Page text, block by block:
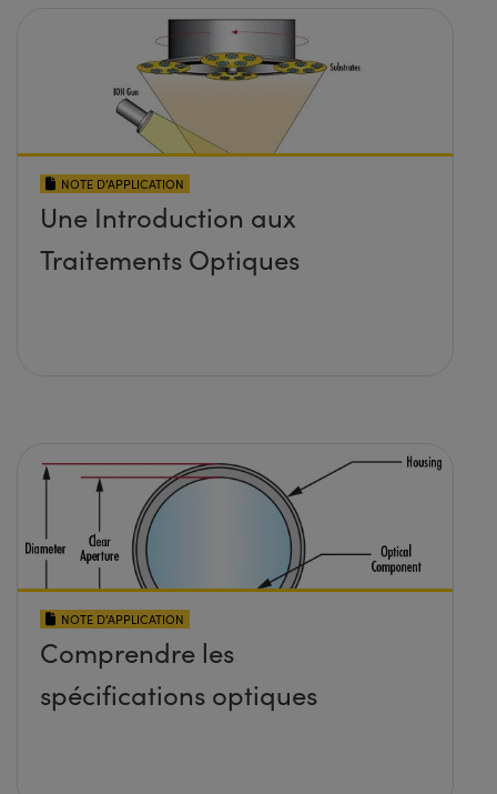
NOTE D’APPLICATION
Une Introduction aux
Traitements Optiques
NOTE D’APPLICATION
Comprendre les
spécifications optiques